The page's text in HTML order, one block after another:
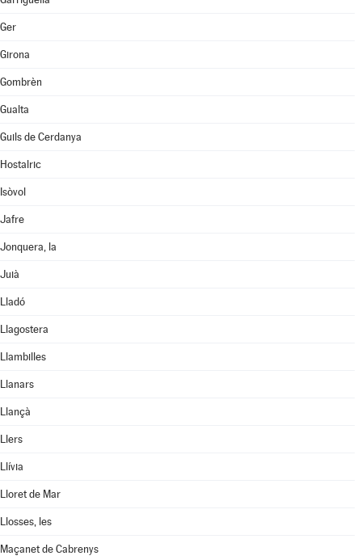
Ger
Girona
Gombrèn
Gualta
Guils de Cerdanya
Hostalric
Isòvol
Jafre
Jonquera, la
Juià
Lladó
Llagostera
Llambilles
Llanars
Llançà
Llers
Llívia
Lloret de Mar
Llosses, les
Maçanet de Cabrenys